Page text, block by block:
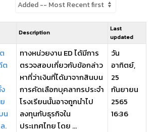
Description
Last
updated
ต
น
.
ทางหน่วยงาน ED ได้มีการ
ตรวจสอบเกี่ยวกับข้อกล่าว
หาที่ว่าเงินที่ได้มาจากสินบน
การคัดเลือกบุคลากรประจำ
โรงเรียนนั้นอาจถูกนำไป
ลงทุนกับธุรกิจใน
ประเทศไทย โดย ...
วัน
อาทิตย์,
25
กันยายน
2565
16:36